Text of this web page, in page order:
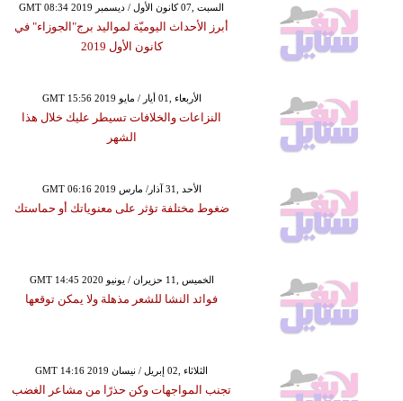
GMT 08:34 2019 السبت ,07 كانون الأول / ديسمبر
أبرز الأحداث اليوميّة لمواليد برج"الجوزاء" في
كانون الأول 2019
GMT 15:56 2019 الأربعاء ,01 أيار / مايو
النزاعات والخلافات تسيطر عليك خلال هذا
الشهر
GMT 06:16 2019 الأحد ,31 آذار/ مارس
ضغوط مختلفة تؤثر على معنوياتك أو حماستك
GMT 14:45 2020 الخميس ,11 حزيران / يونيو
فوائد النشا للشعر مذهلة ولا يمكن توقعها
GMT 14:16 2019 الثلاثاء ,02 إبريل / نيسان
تجنب المواجهات وكن حذرًا من مشاعر الغضب